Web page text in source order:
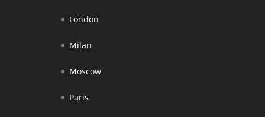
London
Milan
Moscow
Paris